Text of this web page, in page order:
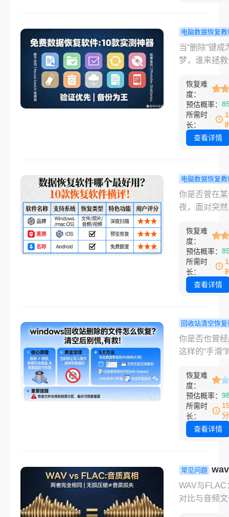
降低使用门
电脑数据恢复教
据恢复软件
好用免费？
手到极客的
稻草！
当“删除”键成
梦，谁来拯
误删了！”凌
点，设计部
发出一声哀
指还在颤抖
是包含了客
捷键组合，
电脑桌面消
影无踪。紧
财务李姐的
刻：U盘插
脑提示“未格
里面存着全
销报表；或
己正经历的
恢复难
度：
预估概率：
所需时
长：
查看详情
电脑数据恢复教
据恢复软件
最好用？10
你是否曾在
夜，面对突
漏了一拍？
清理文件夹
小心按下了“
除”，而那个
装着你熬了
你满心期待
插入电脑，
到冰冷的“磁
恢复难
度：
预估概率：
所需时
长：
查看详情
回收站清空恢
windows回
删除的文件
慌，有救！
你是否也曾
这样的“手滑”
一个不小心
要的工作报
贵的家庭照
积攒多年的
料，永久删
——“完了，
都清空了，
不是彻底没
恢复难
度：
预估概率：
所需时
长：
查看详情
常见问题
flac哪个音
音质真相与
WAV与FLAC
对比与音频